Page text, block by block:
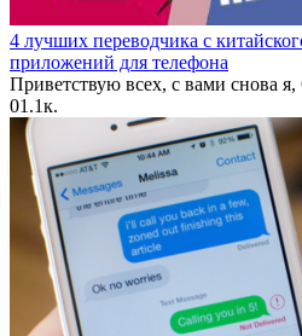
4 лучших переводчика с
приложений для телефона
Приветствую всех, с вами снова
01.1к.